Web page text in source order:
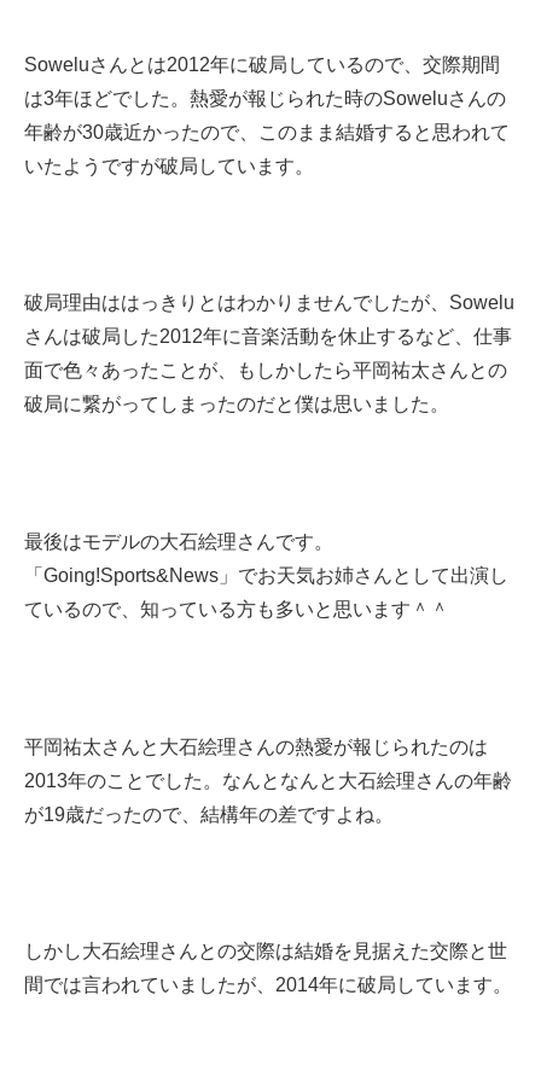
Soweluさんとは2012年に破局しているので、交際期間
は3年ほどでした。熱愛が報じられた時のSoweluさんの
年齢が30歳近かったので、このまま結婚すると思われて
いたようですが破局しています。
破局理由ははっきりとはわかりませんでしたが、Sowelu
さんは破局した2012年に音楽活動を休止するなど、仕事
面で色々あったことが、もしかしたら平岡祐太さんとの
破局に繋がってしまったのだと僕は思いました。
最後はモデルの大石絵理さんです。
「Going!Sports&News」でお天気お姉さんとして出演し
ているので、知っている方も多いと思います＾＾
平岡祐太さんと大石絵理さんの熱愛が報じられたのは
2013年のことでした。なんとなんと大石絵理さんの年齢
が19歳だったので、結構年の差ですよね。
しかし大石絵理さんとの交際は結婚を見据えた交際と世
間では言われていましたが、2014年に破局しています。